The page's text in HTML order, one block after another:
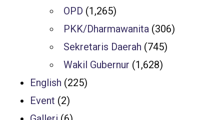
OPD (1,265)
PKK/Dharmawanita (306)
Sekretaris Daerah (745)
Wakil Gubernur (1,628)
English (225)
Event (2)